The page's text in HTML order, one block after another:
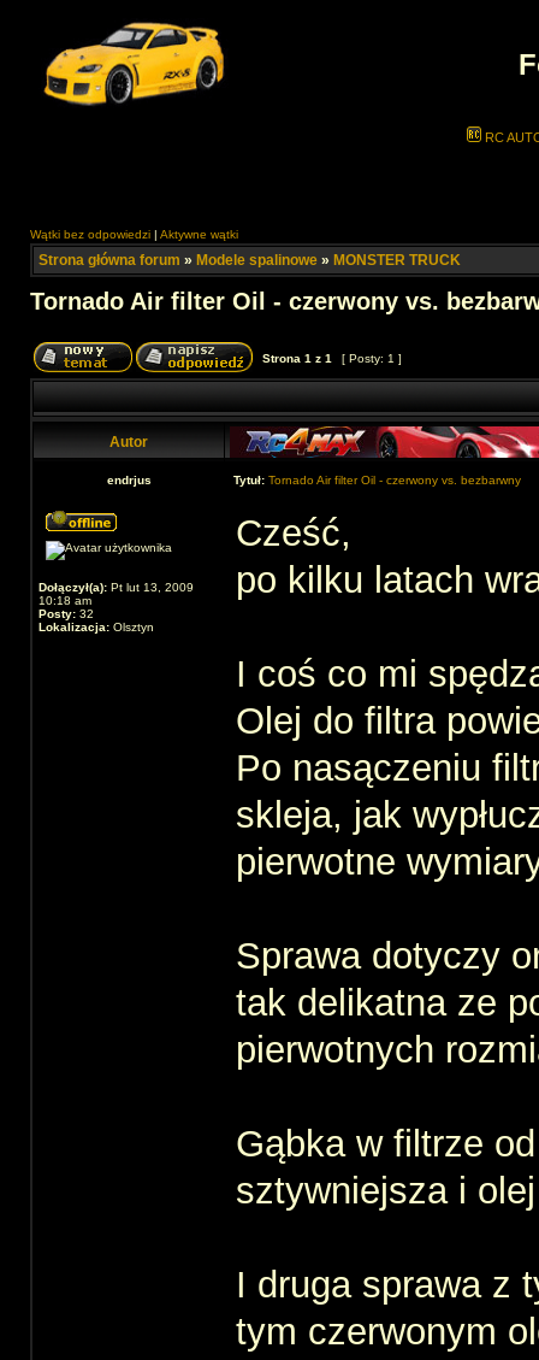
RC
Wątki bez odpowiedzi | Aktywne wątki
Strona główna forum » Modele spalinowe » MONSTER TRUCK
Tornado Air filter Oil - czerwony vs.
Strona 1 z 1 [ Posty: 1 ]
Autor
endrjus Tytuł: Tornado Air filter Oil - czerwony vs. bezbarwny
Dołączył(a): Pt lut 13, 2009
10:18 am
Posty: 32
Lokalizacja: Olsztyn
Cześć,
po kilku latach
I coś co mi
Olej do filtra
Po nasączeniu
skleja, jak
pierwotne
Sprawa dotyczy
tak delikatna ze
pierwotnych
Gąbka w filtrze
sztywniejsza i
I druga sprawa z
tym czerwonym